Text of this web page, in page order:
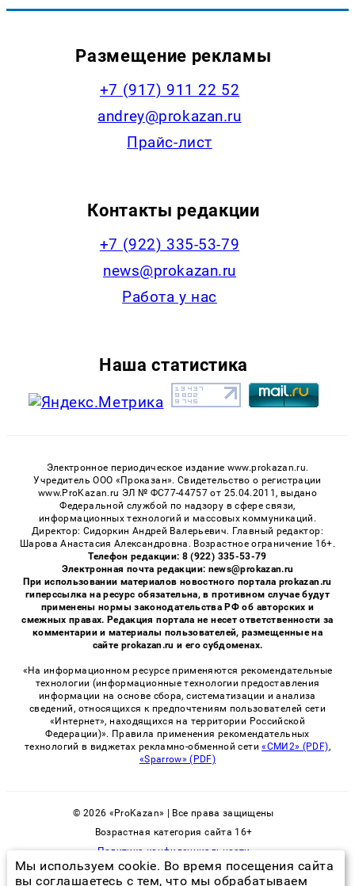
Размещение рекламы
+7 (917) 911 22 52
andrey@prokazan.ru
Прайс-лист
Контакты редакции
+7 (922) 335-53-79
news@prokazan.ru
Работа у нас
Наша статистика
Электронное периодическое издание www.prokazan.ru.
Учредитель ООО «Проказан». Cвидетельство о регистрации
www.ProKazan.ru ЭЛ № ФС77-44757 от 25.04.2011, выдано
Федеральной службой по надзору в сфере связи,
информационных технологий и массовых коммуникаций.
Директор: Сидоркин Андрей Валерьевич. Главный редактор:
Шарова Анастасия Александровна. Возрастное ограничение 16+.
Телефон редакции: 8 (922) 335-53-79
Электронная почта редакции: news@prokazan.ru
При использовании материалов новостного портала prokazan.ru
гиперссылка на ресурс обязательна, в противном случае будут
применены нормы законодательства РФ об авторских и
смежных правах. Редакция портала не несет ответственности за
комментарии и материалы пользователей, размещенные на
сайте prokazan.ru и его субдоменах.
«На информационном ресурсе применяются рекомендательные
технологии (информационные технологии предоставления
информации на основе сбора, систематизации и анализа
сведений, относящихся к предпочтениям пользователей сети
«Интернет», находящихся на территории Российской
Федерации)». Правила применения рекомендательных
технологий в виджетах рекламно-обменной сети«СМИ2» (PDF),
«Sparrow» (PDF)
© 2026 «ProKazan» | Все права защищены
Возрастная категория сайта 16+
Политика конфиденциальности
Мы используем cookie. Во время посещения сайта
вы соглашаетесь с тем, что мы обрабатываем